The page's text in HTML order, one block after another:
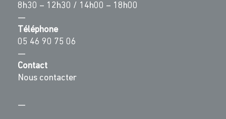
8h30 – 12h30 / 14h00 – 18h00
—
Téléphone
05 46 90 75 06
—
Contact
Nous contacter
—